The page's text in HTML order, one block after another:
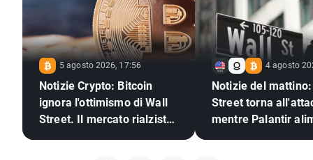
5 agosto 2026, 17:56
Notizie Crypto: Bitcoin
ignora l'ottimismo di Wall
Street. Il mercato rialzista
4 agosto
Notizie del
Street torna
mentre Palantir